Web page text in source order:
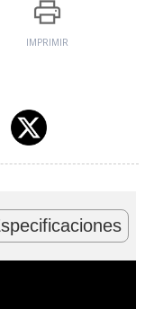
IMPRIMIR